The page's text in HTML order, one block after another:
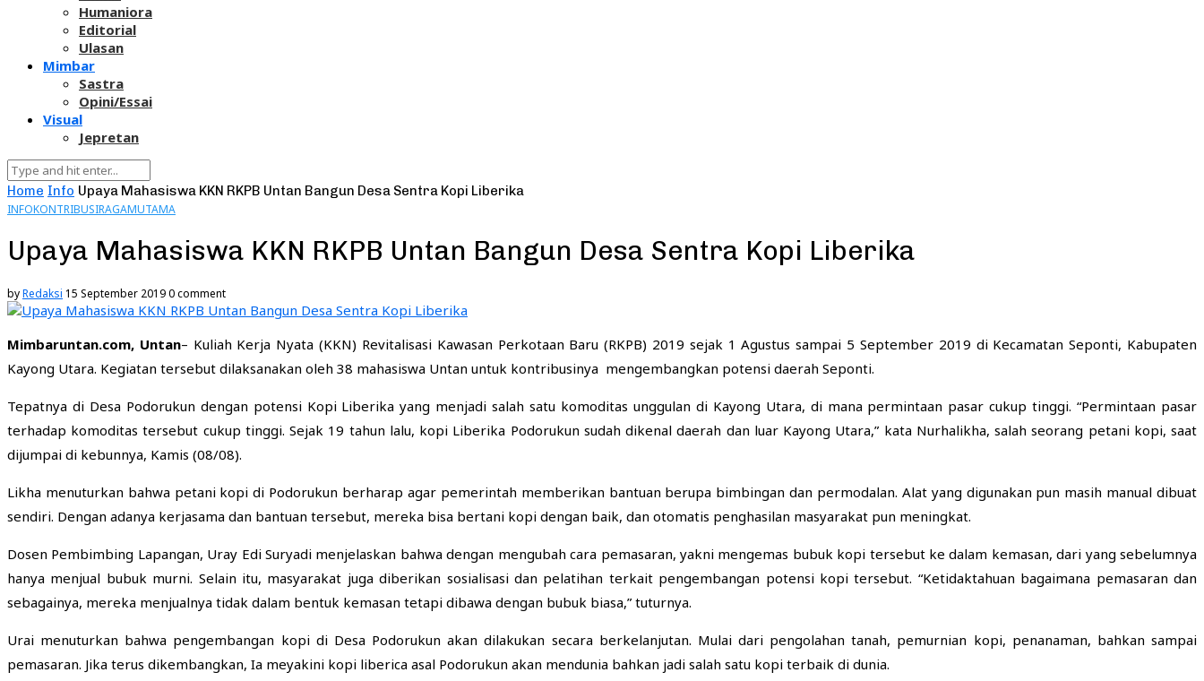
Humaniora
Editorial
Ulasan
Mimbar
Sastra
Opini/Essai
Visual
Jepretan
Home Info Upaya Mahasiswa KKN RKPB Untan Bangun Desa Sentra Kopi Liberika
INFOKONTRIBUSIRAGAMUTAMA
Upaya Mahasiswa KKN RKPB Untan Bangun Desa Sentra Kopi Liberika
byRedaksi 15 September 20190 comment
Mimbaruntan.com, Untan– Kuliah Kerja Nyata (KKN) Revitalisasi Kawasan Perkotaan Baru (RKPB) 2019 sejak 1 Agustus sampai 5 September 2019 di Kecamatan Seponti, Kabupaten
Kayong Utara. Kegiatan tersebut dilaksanakan oleh 38 mahasiswa Untan untuk kontribusinya mengembangkan potensi daerah Seponti.
Tepatnya di Desa Podorukun dengan potensi Kopi Liberika yang menjadi salah satu komoditas unggulan di Kayong Utara, di mana permintaan pasar cukup tinggi. “Permintaan pasar
terhadap komoditas tersebut cukup tinggi. Sejak 19 tahun lalu, kopi Liberika Podorukun sudah dikenal daerah dan luar Kayong Utara,” kata Nurhalikha, salah seorang petani kopi, saat
dijumpai di kebunnya, Kamis (08/08).
Likha menuturkan bahwa petani kopi di Podorukun berharap agar pemerintah memberikan bantuan berupa bimbingan dan permodalan. Alat yang digunakan pun masih manual dibuat
sendiri. Dengan adanya kerjasama dan bantuan tersebut, mereka bisa bertani kopi dengan baik, dan otomatis penghasilan masyarakat pun meningkat.
Dosen Pembimbing Lapangan, Uray Edi Suryadi menjelaskan bahwa dengan mengubah cara pemasaran, yakni mengemas bubuk kopi tersebut ke dalam kemasan, dari yang sebelumnya
hanya menjual bubuk murni. Selain itu, masyarakat juga diberikan sosialisasi dan pelatihan terkait pengembangan potensi kopi tersebut. “Ketidaktahuan bagaimana pemasaran dan
sebagainya, mereka menjualnya tidak dalam bentuk kemasan tetapi dibawa dengan bubuk biasa,” tuturnya.
Urai menuturkan bahwa pengembangan kopi di Desa Podorukun akan dilakukan secara berkelanjutan. Mulai dari pengolahan tanah, pemurnian kopi, penanaman, bahkan sampai
pemasaran. Jika terus dikembangkan, Ia meyakini kopi liberica asal Podorukun akan mendunia bahkan jadi salah satu kopi terbaik di dunia.